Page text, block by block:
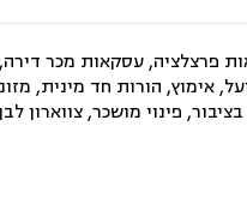
עסקאות מכר דירה,
אימוץ, הורות חד מינית,
פינוי מושכר,